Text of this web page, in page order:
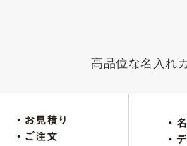
高品位な名入れ